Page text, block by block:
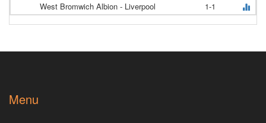
West Bromwich Albion - Liverpool
1-1
Menu